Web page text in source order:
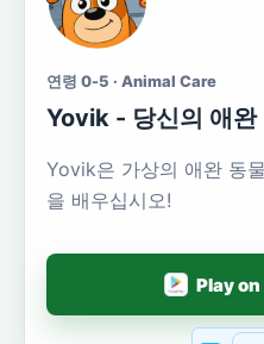
연령 0-5 · Animal Care
Yovik - 당신의 애완
Yovik은 가상의 애완 동
을 배우십시오!
Play